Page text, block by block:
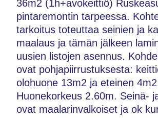
36m2 (1h+avokeittiö)
pintaremontin tarpeessa.
tarkoitus toteuttaa seinien ja
maalaus ja tämän jälkeen
uusien listojen asennus.
ovat pohjapiirrustuksesta:
olohuone 13m2 ja eteinen
Huonekorkeus 2.60m. Seinä-
ovat maalarinvalkoiset ja ok